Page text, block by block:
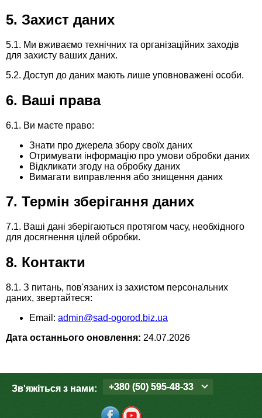
5. Захист даних
5.1. Ми вживаємо технічних та організаційних заходів
для захисту ваших даних.
5.2. Доступ до даних мають лише уповноважені особи.
6. Ваші права
6.1. Ви маєте право:
Знати про джерела збору своїх даних
Отримувати інформацію про умови обробки даних
Відкликати згоду на обробку даних
Вимагати виправлення або знищення даних
7. Термін зберігання даних
7.1. Ваші дані зберігаються протягом часу, необхідного
для досягнення цілей обробки.
8. Контакти
8.1. З питань, пов'язаних із захистом персональних
даних, звертайтеся:
Email: admin@sad-ogorod.biz.ua
Дата останнього оновлення: 24.07.2026
Зв'яжіться з нами: +380 (50) 595-48-33
Семена редиса
Семена редьки
Семена салата
Семена свеклы
Семена сельдерея
Семена сидератов
Семена томатов
Семена тыквы, патиссона
Семена укропа
Семена фасоли
Семена цветов
Удобрения «Чистый лист» в палочках
Удобрения «Чистый лист» Успех
Тенты
Средства защиты от колорадского жука
Средства защиты от тараканов, прусаков,
клещей, ос, мошек, слепней
Средства защиты от мух
Средства защиты от капустницы
дачных туалетов, биодеструкторы
Средства защиты растений